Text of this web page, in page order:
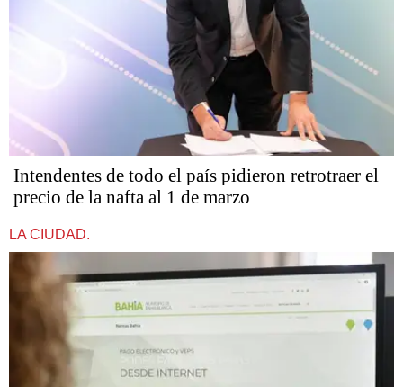
Intendentes de todo el país pidieron retrotraer el
precio de la nafta al 1 de marzo
LA CIUDAD.